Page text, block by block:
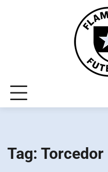
Tag: Torcedor